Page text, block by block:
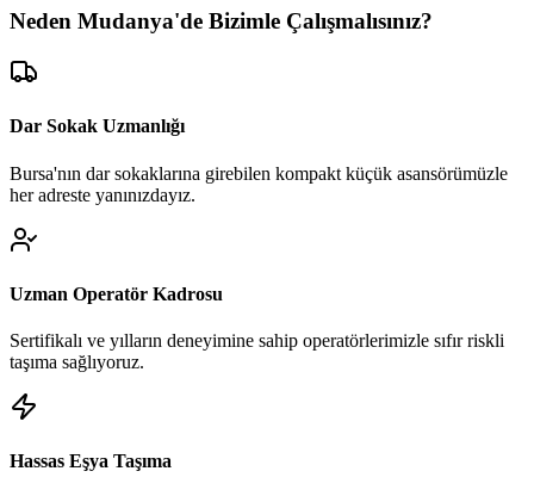
Neden Mudanya'de Bizimle Çalışmalısınız?
Dar Sokak Uzmanlığı
Bursa'nın dar sokaklarına girebilen kompakt küçük asansörümüzle
her adreste yanınızdayız.
Uzman Operatör Kadrosu
Sertifikalı ve yılların deneyimine sahip operatörlerimizle sıfır riskli
taşıma sağlıyoruz.
Hassas Eşya Taşıma